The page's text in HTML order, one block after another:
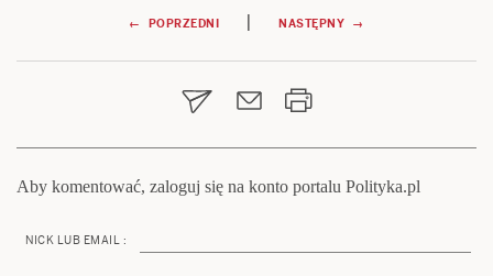
Nawigacja
wpisu
← POPRZEDNI | NASTĘPNY →
Aby komentować, zaloguj się na konto portalu Polityka.pl
NICK LUB EMAIL :